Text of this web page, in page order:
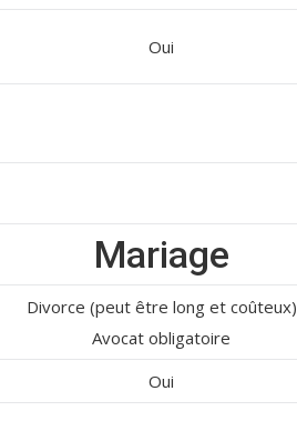
Oui
Mariage
Divorce (peut être long et coûteux)
Avocat obligatoire
Oui